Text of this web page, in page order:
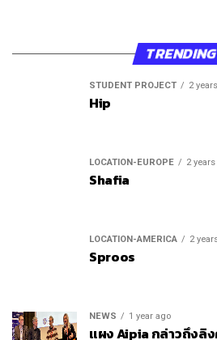
TRENDING
STUDENT PROJECT 2
Hip
LOCATION-EUROPE 2
Shafia
LOCATION-AMERICA 2
Sproos
NEWS 1 year ago
แผง Aipia กล่าวถึงลิง